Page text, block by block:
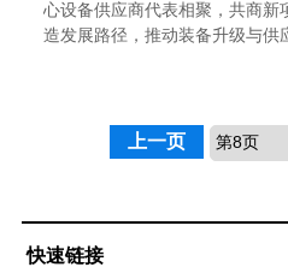
心设备供应商代表相聚，共商新
造发展路径，推动装备升级与供
上一页
快速链接